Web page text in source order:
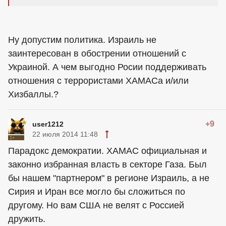
Ну допустим политика. Израиль не
заинтересован в обострении отношений с
Украиной. А чем выгодно Росии поддерживать
отношения с террористами ХАМАСа и/или
Хизбаллы.?
user1212 +9
22 июля 2014 11:48
Парадокс демократии. ХАМАС официальная и
законно избранная власть в секторе Газа. Был
бы нашем "партнером" в регионе Израиль, а не
Сирия и Иран все могло бы сложиться по
другому. Но вам США не велят с Россией
дружить.